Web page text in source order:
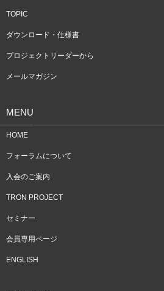
TOPIC
ダウンロード・仕様書
プロジェクトリーダーから
メールマガジン
MENU
HOME
フォーラムについて
入会のご案内
TRON PROJECT
セミナー
会員専用ページ
ENGLISH